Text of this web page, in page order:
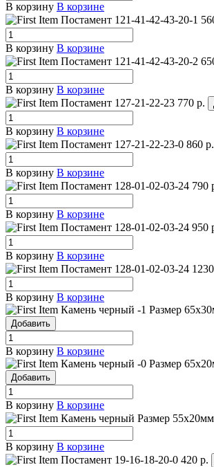
В корзину В корзине
Постамент 121-41-42-43-20-1
В корзину В корзине
Постамент 121-41-42-43-20-2
В корзину В корзине
Постамент 127-21-22-23 770 р.
В корзину В корзине
Постамент 127-21-22-23-0 860 р.
В корзину В корзине
Постамент 128-01-02-03-24 790
В корзину В корзине
Постамент 128-01-02-03-24 950
В корзину В корзине
Постамент 128-01-02-03-24
В корзину В корзине
Камень черный -1 Размер
Добавить
В корзину В корзине
Камень черный -0 Размер
Добавить
В корзину В корзине
Камень черный Размер 55х20мм
В корзину В корзине
Постамент 19-16-18-20-0 420 р.